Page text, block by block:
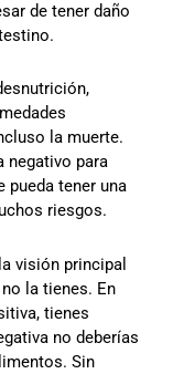
de tener daño
la muerte.
negativo para
pueda tener una
riesgos.
visión principal
la tienes. En
tienes
no deberías
Sin